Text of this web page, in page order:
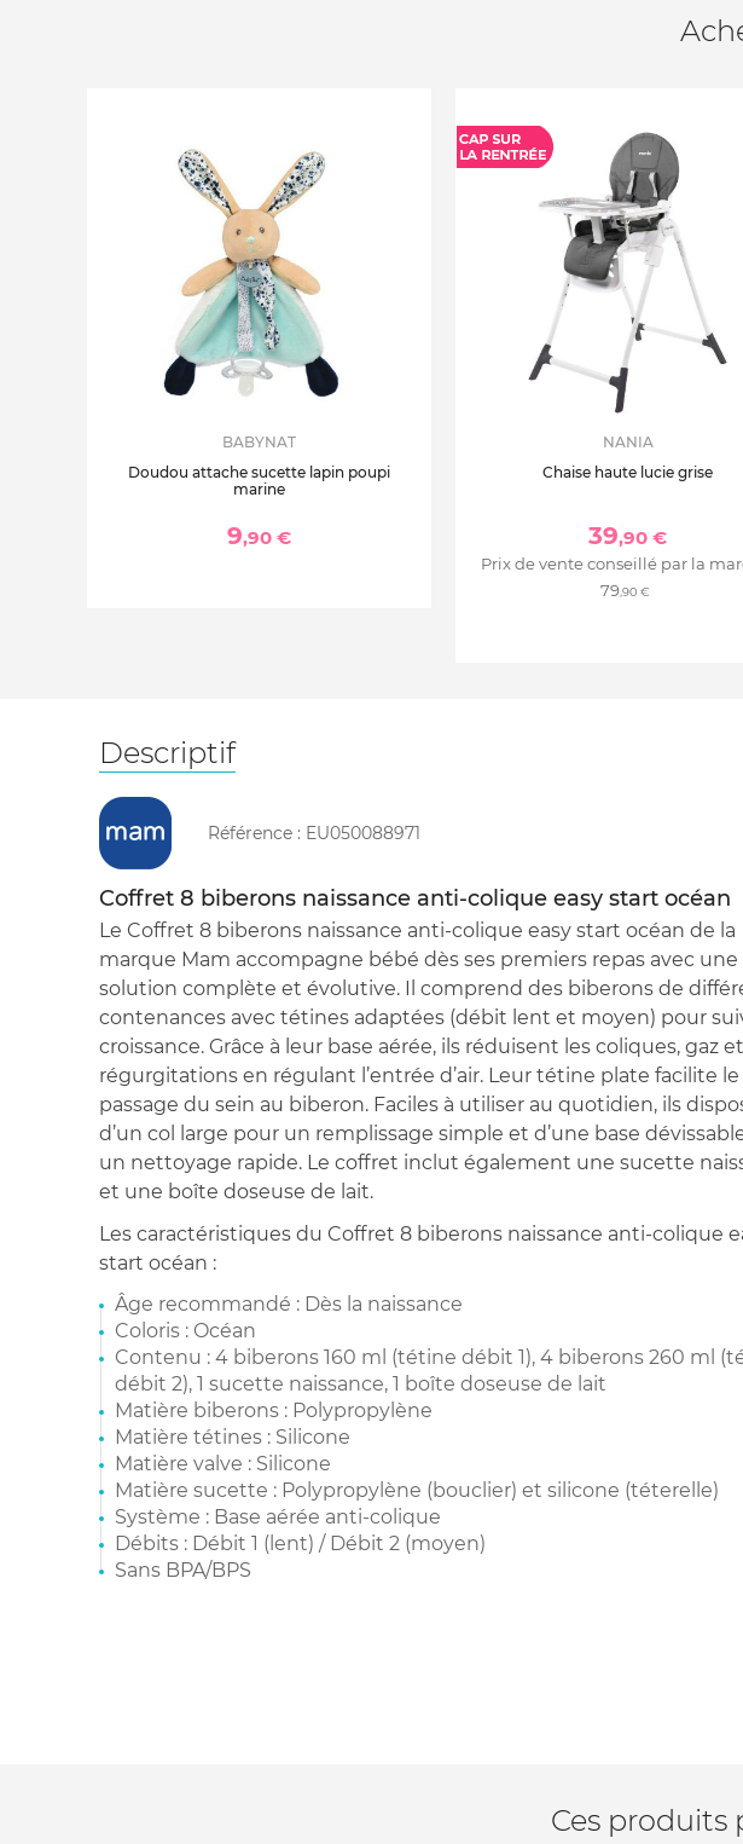
BABYNAT
Doudou attache sucette lapin poupi
marine
9,90 €
NANIA
Chaise haute lucie grise
39,90 €
Prix de vente conseillé par la
79,90 €
Descriptif
Référence : EU050088971
Coffret 8 biberons naissance anti-colique easy start océan
Le Coffret 8 biberons naissance anti-colique easy start océan de la
marque Mam accompagne bébé dès ses premiers repas avec une
solution complète et évolutive. Il comprend des biberons de
contenances avec tétines adaptées (débit lent et moyen) pour
croissance. Grâce à leur base aérée, ils réduisent les coliques, gaz et
régurgitations en régulant l’entrée d’air. Leur tétine plate facilite le
passage du sein au biberon. Faciles à utiliser au quotidien, ils
d’un col large pour un remplissage simple et d’une base
un nettoyage rapide. Le coffret inclut également une sucette
et une boîte doseuse de lait.
Les caractéristiques du Coffret 8 biberons naissance anti-colique
start océan :
Âge recommandé : Dès la naissance
Coloris : Océan
Contenu : 4 biberons 160 ml (tétine débit 1), 4 biberons 260 ml
débit 2), 1 sucette naissance, 1 boîte doseuse de lait
Matière biberons : Polypropylène
Matière tétines : Silicone
Matière valve : Silicone
Matière sucette : Polypropylène (bouclier) et silicone (téterelle)
Système : Base aérée anti-colique
Débits : Débit 1 (lent) / Débit 2 (moyen)
Sans BPA/BPS
Ces produits